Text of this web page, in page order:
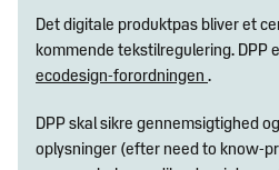
Det digitale produktpas bliver et
kommende tekstilregulering. DPP
ecodesign-forordningen .
DPP skal sikre gennemsigtighed
oplysninger (efter need to know-